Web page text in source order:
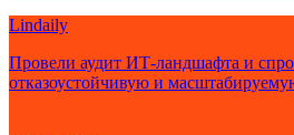
Lindaily
Провели аудит ИТ-ландшафта и
отказоустойчивую и